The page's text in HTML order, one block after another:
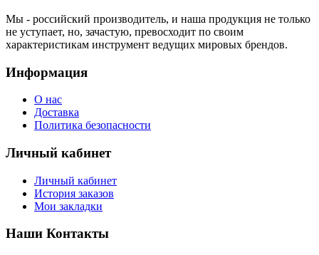
Мы - российский производитель, и наша продукция не только
не уступает, но, зачастую, превосходит по своим
характеристикам инструмент ведущих мировых брендов.
Информация
О нас
Доставка
Политика безопасности
Личный кабинет
Личный кабинет
История заказов
Мои закладки
Наши Контакты